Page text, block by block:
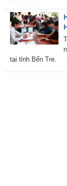
tại tỉnh Bến Tre.